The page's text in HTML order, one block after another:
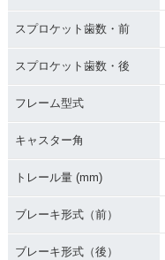
スプロケット歯数・前
スプロケット歯数・後
フレーム型式
キャスター角
トレール量 (mm)
ブレーキ形式（前）
ブレーキ形式（後）